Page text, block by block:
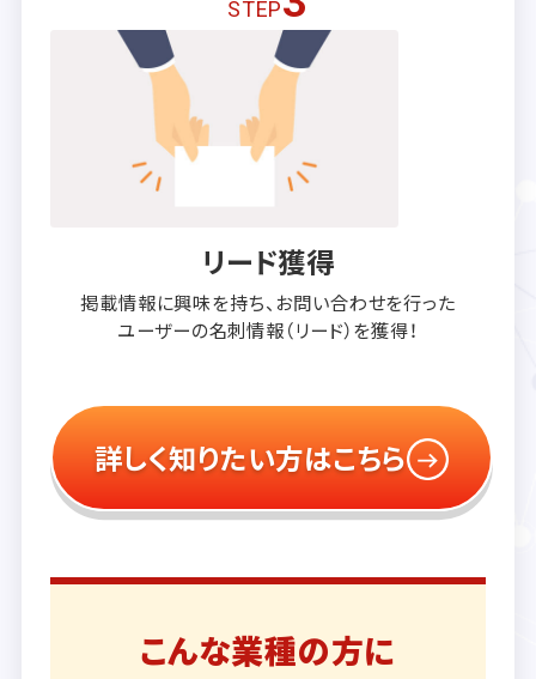
STEP
リード獲得
掲載情報に興味を持ち、 お問い合わせを行った
ユーザーの名刺情報（リード）を獲得！
詳しく知りたい方はこちら
こんな業種の方に